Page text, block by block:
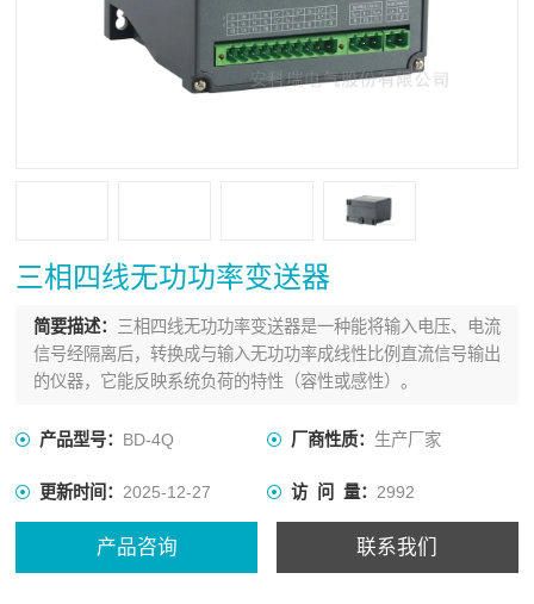
三相四线无功功率变送器
简要描述： 三相四线无功功率变送器是一种能将输入电压、电流
信号经隔离后，转换成与输入无功功率成线性比例直流信号输出
的仪器，它能反映系统负荷的特性（容性或感性）。
产品型号： BD-4Q 厂商性质： 生产厂家
更新时间：2025-12-27 访 问 量： 2992
产品咨询 联系我们